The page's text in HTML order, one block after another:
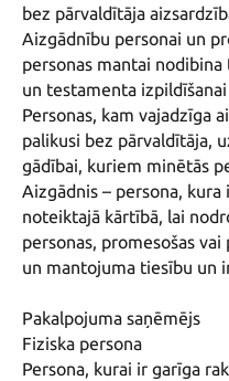
bez pārvaldītāja
Aizgādnību personai un
personas mantai
un testamenta
Personas, kam vajadzīga
palikusi bez pārvaldītāja,
gādībai, kuriem minētās
Aizgādnis – persona,
noteiktajā kārtībā, lai
personas, promesošas vai
un mantojuma tiesību un
Pakalpojuma saņēmējs
Fiziska persona
Persona, kurai ir garīga